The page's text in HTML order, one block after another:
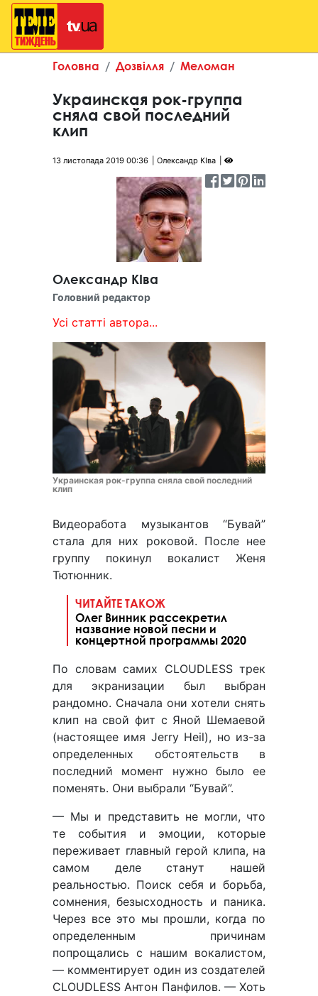
Головна Дозвілля Меломан
Украинская рок-группа
сняла свой последний
клип
13 листопада 2019 00:36 Олександр КІва
Олександр КІва
Головний редактор
Усі статті автора...
Украинская рок-группа сняла свой последний
клип
Видеоработа музыкантов “Бувай”
стала для них роковой. После нее
группу покинул вокалист Женя
Тютюнник.
ЧИТАЙТЕ ТАКОЖ
Олег Винник рассекретил
название новой песни и
концертной программы 2020
По словам самих CLOUDLESS трек
для экранизации был выбран
рандомно. Сначала они хотели снять
клип на свой фит с Яной Шемаевой
(настоящее имя Jerry Heil), но из-за
определенных обстоятельств в
последний момент нужно было ее
поменять. Они выбрали “Бувай”.
— Мы и представить не могли, что
те события и эмоции, которые
переживает главный герой клипа, на
самом деле станут нашей
реальностью. Поиск себя и борьба,
сомнения, безысходность и паника.
Через все это мы прошли, когда по
определенным причинам
попрощались с нашим вокалистом,
— комментирует один из создателей
CLOUDLESS Антон Панфилов. — Хоть